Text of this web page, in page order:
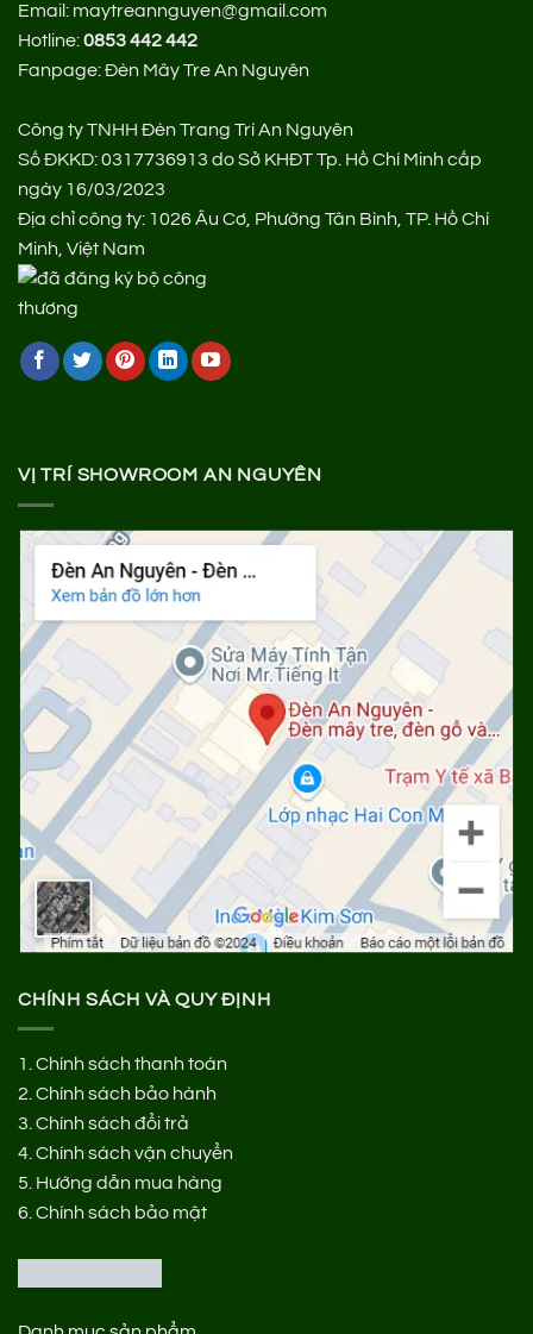
Email: maytreannguyen@gmail.com
Hotline:0853 442 442
Fanpage:Đèn Mây Tre An Nguyên
Công ty TNHH Đèn Trang Trí An Nguyên
Số ĐKKD: 0317736913 do Sở KHĐT Tp. Hồ Chí Minh cấp
ngày 16/03/2023
Địa chỉ công ty: 1026 Âu Cơ, Phường Tân Bình, TP. Hồ Chí
Minh, Việt Nam
VỊ TRÍ SHOWROOM AN NGUYÊN
CHÍNH SÁCH VÀ QUY ĐỊNH
1.Chính sách thanh toán
2.Chính sách bảo hành
3.Chính sách đổi trả
4.Chính sách vận chuyển
5. Hướng dẫn mua hàng
6.Chính sách bảo mật